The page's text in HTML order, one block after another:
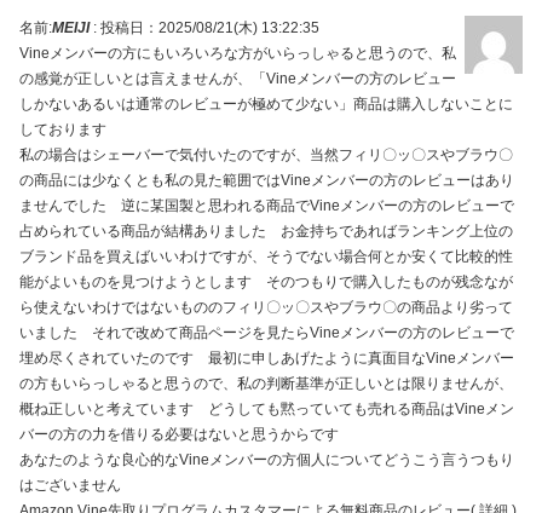
名前:MEIJI: 投稿日：2025/08/21(木) 13:22:35
Vineメンバーの方にもいろいろな方がいらっしゃると思うので、私
の感覚が正しいとは言えませんが、「Vineメンバーの方のレビュー
しかないあるいは通常のレビューが極めて少ない」商品は購入しないことに
しております
私の場合はシェーバーで気付いたのですが、当然フィリ〇ッ〇スやブラウ〇
の商品には少なくとも私の見た範囲ではVineメンバーの方のレビューはあり
ませんでした 逆に某国製と思われる商品でVineメンバーの方のレビューで
占められている商品が結構ありました お金持ちであればランキング上位の
ブランド品を買えばいいわけですが、そうでない場合何とか安くて比較的性
能がよいものを見つけようとします そのつもりで購入したものが残念なが
ら使えないわけではないもののフィリ〇ッ〇スやブラウ〇の商品より劣って
いました それで改めて商品ページを見たらVineメンバーの方のレビューで
埋め尽くされていたのです 最初に申しあげたように真面目なVineメンバー
の方もいらっしゃると思うので、私の判断基準が正しいとは限りませんが、
概ね正しいと考えています どうしても黙っていても売れる商品はVineメン
バーの方の力を借りる必要はないと思うからです
あなたのような良心的なVineメンバーの方個人についてどうこう言うつもり
はございません